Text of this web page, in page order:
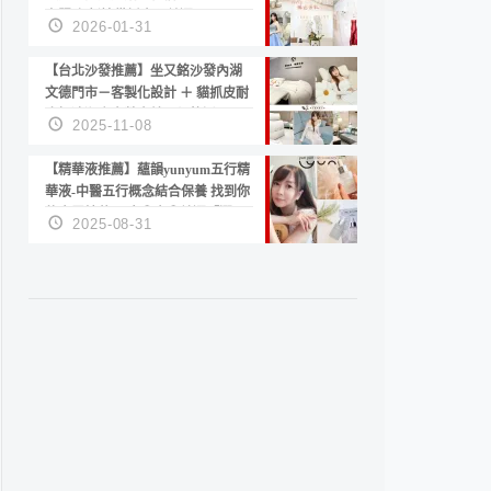
套服務 新娘備婚省心首選！
2026-01-31
【台北沙發推薦】坐又銘沙發內湖
文德門市－客製化設計 ＋ 貓抓皮耐
磨好清潔｜直營直銷、價格透明
高CP值打造夢想居家風格
2025-11-08
【精華液推薦】蘊韻yunyum五行精
華液-中醫五行概念結合保養 找到你
的專屬精華！ 水㊀土㊀就選「潤・
賦精華」維持肌膚剛剛好的平衡
2025-08-31